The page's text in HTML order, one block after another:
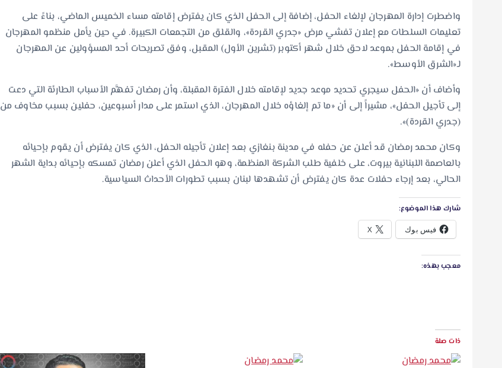
واضطرت إدارة المهرجان لإلغاء الحفل، إضافة إلى الحفل الذي كان يفترض إقامته مساء الخميس الماضي، بناءً على
تعليمات السلطات مع إعلان تفشي مرض «جدري القردة»، والقلق من التجمعات الكبيرة. في حين يأمل منظمو المهرجان
في إقامة الحفل بموعد لاحق خلال شهر أكتوبر (تشرين الأول) المقبل، وفق تصريحات أحد المسؤولين عن المهرجان
لـ«الشرق الأوسط».
وأضاف أن «الحفل سيجري تحديد موعد جديد لإقامته خلال الفترة المقبلة، وأن رمضان تفهَّم الأسباب الطارئة التي دعت
إلى تأجيل الحفل»، مشيراً إلى أن «ما تم إلغاؤه خلال المهرجان، الذي استمر على مدار أسبوعين، حفلين بسبب مخاوف من
(جدري القردة)».
وكان محمد رمضان قد أعلن عن حفله في مدينة بنغازي بعد إعلان تأجيله الحفل، الذي كان يفترض أن يقوم بإحيائه
بالعاصمة اللبنانية بيروت، على خلفية طلب الشركة المنظمة، وهو الحفل الذي أعلن رمضان تمسكه بإحيائه بداية الشهر
الحالي، بعد إرجاء حفلات عدة كان يفترض أن تشهدها لبنان بسبب تطورات الأحداث السياسية.
شارك هذا الموضوع:
فيس بوك X
معجب بهذه:
ذات صلة